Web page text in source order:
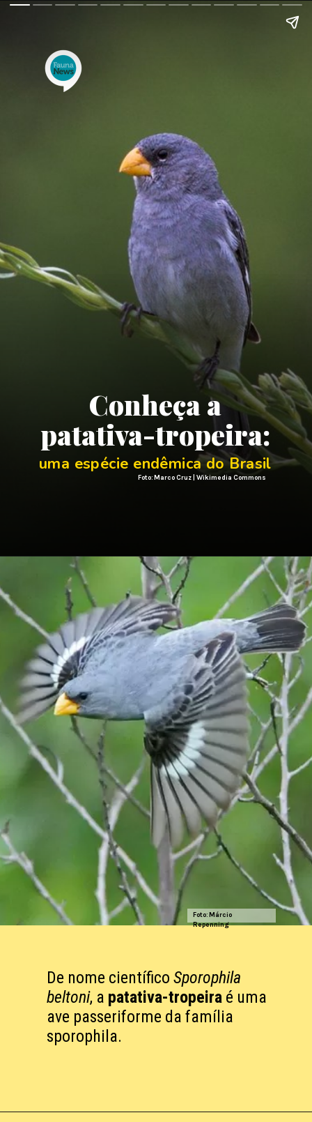
Conheça a
patativa-tropeira:
uma espécie endêmica do Brasil
Foto: Marco Cruz | Wikimedia Commons
De nome científicoSporophila
beltoni, a patativa-tropeira é uma
ave passeriforme da família
sporophila.
Foto: Márcio
Repenning